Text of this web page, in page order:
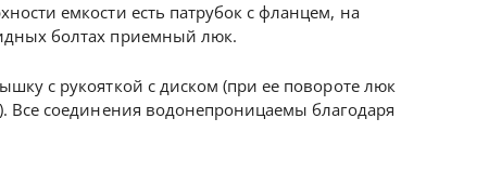
емкости есть патрубок с фланцем, на
болтах приемный люк.
с рукояткой с диском (при ее повороте люк
Все соединения водонепроницаемы благодаря